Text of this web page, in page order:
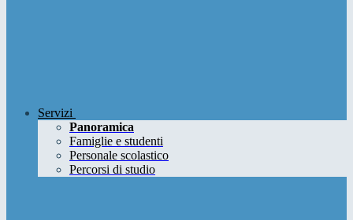
Servizi
Panoramica
Famiglie e studenti
Personale scolastico
Percorsi di studio